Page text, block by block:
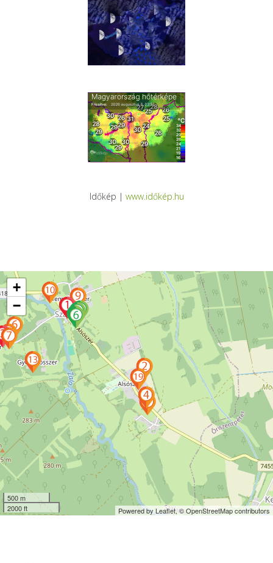
Időkép | www.időkép.hu
+
−
500 m
2000 ft
Powered by Leaflet,© OpenStreetMap contributors